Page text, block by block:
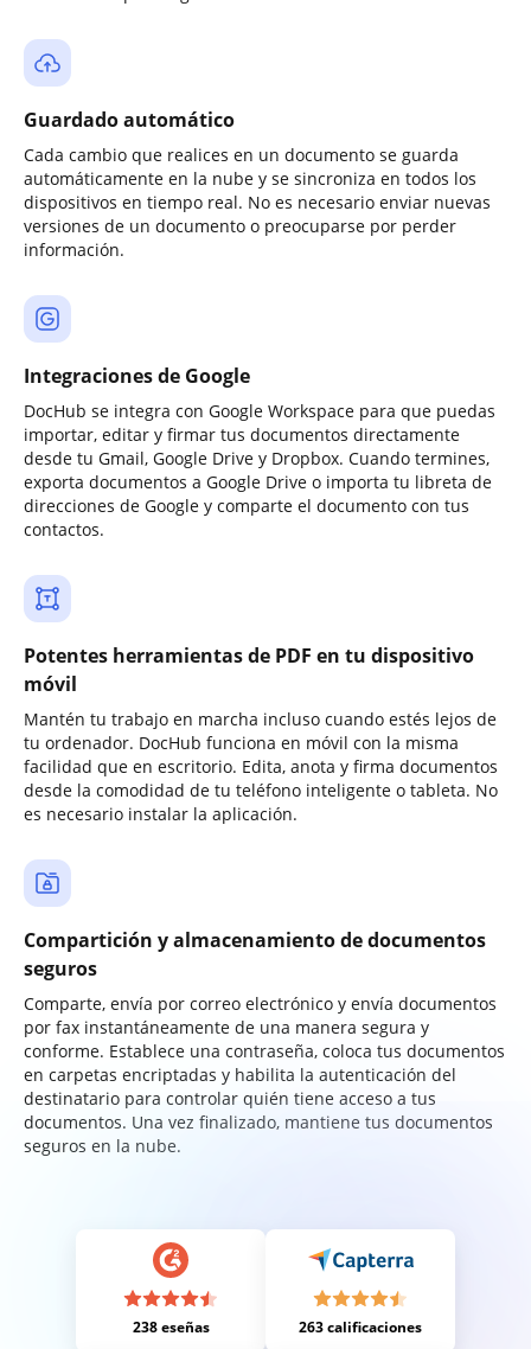
Guardado automático
Cada cambio que realices en un documento se guarda
automáticamente en la nube y se sincroniza en todos los
dispositivos en tiempo real. No es necesario enviar nuevas
versiones de un documento o preocuparse por perder
información.
Integraciones de Google
DocHub se integra con Google Workspace para que puedas
importar, editar y firmar tus documentos directamente
desde tu Gmail, Google Drive y Dropbox. Cuando termines,
exporta documentos a Google Drive o importa tu libreta de
direcciones de Google y comparte el documento con tus
contactos.
Potentes herramientas de PDF en tu dispositivo
móvil
Mantén tu trabajo en marcha incluso cuando estés lejos de
tu ordenador. DocHub funciona en móvil con la misma
facilidad que en escritorio. Edita, anota y firma documentos
desde la comodidad de tu teléfono inteligente o tableta. No
es necesario instalar la aplicación.
Compartición y almacenamiento de documentos
seguros
Comparte, envía por correo electrónico y envía documentos
por fax instantáneamente de una manera segura y
conforme. Establece una contraseña, coloca tus documentos
en carpetas encriptadas y habilita la autenticación del
destinatario para controlar quién tiene acceso a tus
documentos. Una vez finalizado, mantiene tus documentos
seguros en la nube.
238 eseñas 263 calificaciones